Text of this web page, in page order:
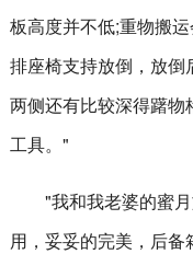
板高度并不低;重物搬
排座椅支持放倒，放
两侧还有比较深得躇
工具。"
"我和我老婆的蜜
用，妥妥的完美，后